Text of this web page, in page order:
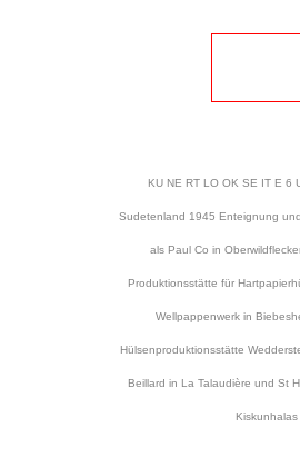
KU NE RT LO OK SE IT E 6
Sudetenland 1945 Enteignung
als Paul Co in
Produktionsstätte für
Wellpappenwerk in
Hülsenproduktionsstätte
Beillard in La Talaudière und St